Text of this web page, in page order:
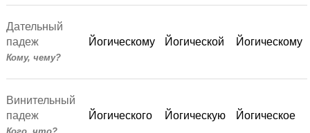
Дательный
падеж
Кому, чему?
Йогическому Йогической Йогическому
Винительный
падеж
Йогического Йогическую Йогическое